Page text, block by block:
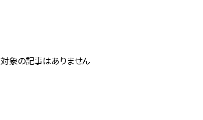
対象の記事はありません